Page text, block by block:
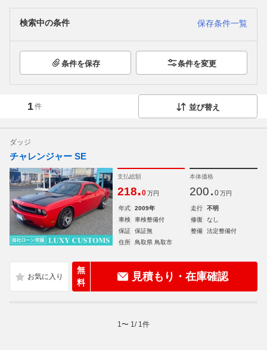
検索中の条件 保存条件一覧
条件を保存 条件を変更
1件 並び替え
ダッジ
チャレンジャー SE
支払総額
218.0 万円
本体価格
200. 0 万円
年式 2009年 走行
不明
車検
車検整備付 修復
なし
保証
保証無 整備
法定整備付
住所
鳥取県 鳥取市
無
料
見積もり・在庫確認
1 〜 1 / 1 件